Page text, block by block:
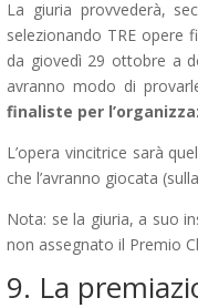
La giuria provvederà,
selezionando TRE opere
da giovedì 29 ottobre a
avranno modo di
finaliste per
L’opera vincitrice sarà
che l’avranno giocata
Nota: se la giuria, a suo
non assegnato il Premio
9. La